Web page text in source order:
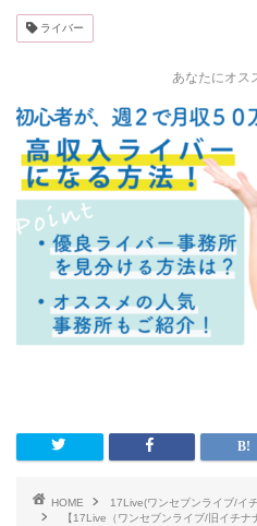
ライバー
あなたにオス
HOME
17Live(ワンセブンライブ/イ
【17Live（ワンセブンライブ/旧イチ